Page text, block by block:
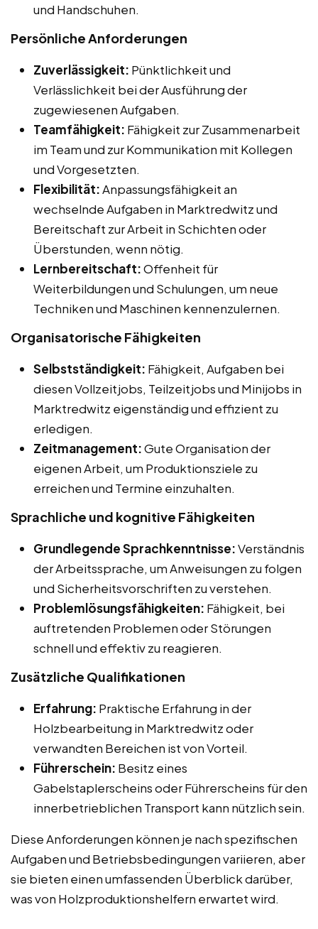
und Handschuhen.
Persönliche Anforderungen
Zuverlässigkeit: Pünktlichkeit und
Verlässlichkeit bei der Ausführung der
zugewiesenen Aufgaben.
Teamfähigkeit: Fähigkeit zur Zusammenarbeit
im Team und zur Kommunikation mit Kollegen
und Vorgesetzten.
Flexibilität:Anpassungsfähigkeit an
wechselnde Aufgaben in Marktredwitz und
Bereitschaft zur Arbeit in Schichten oder
Überstunden, wenn nötig.
Lernbereitschaft:Offenheit für
Weiterbildungen und Schulungen, um neue
Techniken und Maschinen kennenzulernen.
Organisatorische Fähigkeiten
Selbstständigkeit: Fähigkeit, Aufgaben bei
diesen Vollzeitjobs, Teilzeitjobs und Minijobs in
Marktredwitz eigenständig und effizient zu
erledigen.
Zeitmanagement:Gute Organisation der
eigenen Arbeit, um Produktionsziele zu
erreichen und Termine einzuhalten.
Sprachliche und kognitive Fähigkeiten
Grundlegende Sprachkenntnisse:Verständnis
der Arbeitssprache, um Anweisungen zu folgen
und Sicherheitsvorschriften zu verstehen.
Problemlösungsfähigkeiten: Fähigkeit, bei
auftretenden Problemen oder Störungen
schnell und effektiv zu reagieren.
Zusätzliche Qualifikationen
Erfahrung: Praktische Erfahrung in der
Holzbearbeitung in Marktredwitz oder
verwandten Bereichen ist von Vorteil.
Führerschein: Besitz eines
Gabelstaplerscheins oder Führerscheins für den
innerbetrieblichen Transport kann nützlich sein.
Diese Anforderungen können je nach spezifischen
Aufgaben und Betriebsbedingungen variieren, aber
sie bieten einen umfassenden Überblick darüber,
was von Holzproduktionshelfern erwartet wird.